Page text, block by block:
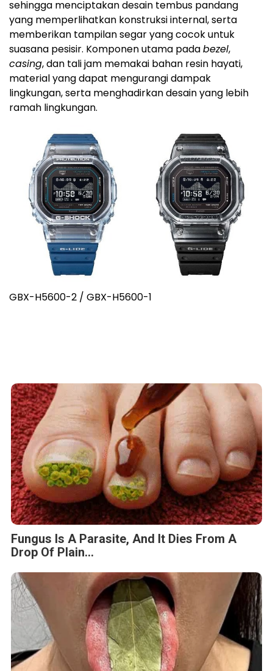
sehingga menciptakan desain tembus pandang
yang memperlihatkan konstruksi internal, serta
memberikan tampilan segar yang cocok untuk
suasana pesisir. Komponen utama padabezel,
casing, dan tali jam memakai bahan resin hayati,
material yang dapat mengurangi dampak
lingkungan, serta menghadirkan desain yang lebih
ramah lingkungan.
GBX-H5600-2 / GBX-H5600-1
Fungus Is A Parasite, And It Dies From A
Drop Of Plain...